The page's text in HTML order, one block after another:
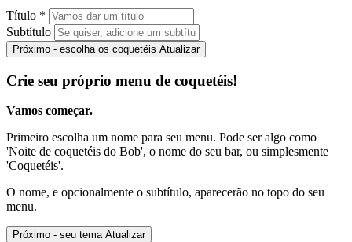
Título *
Subtítulo
Próximo - escolha os coquetéis Atualizar
Crie seu próprio menu de coquetéis!
Vamos começar.
Primeiro escolha um nome para seu menu. Pode ser algo como
'Noite de coquetéis do Bob', o nome do seu bar, ou simplesmente
'Coquetéis'.
O nome, e opcionalmente o subtítulo, aparecerão no topo do seu
menu.
Próximo - seu tema Atualizar